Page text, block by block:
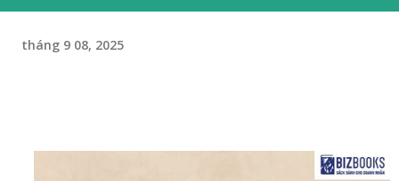
tháng 9 08, 2025